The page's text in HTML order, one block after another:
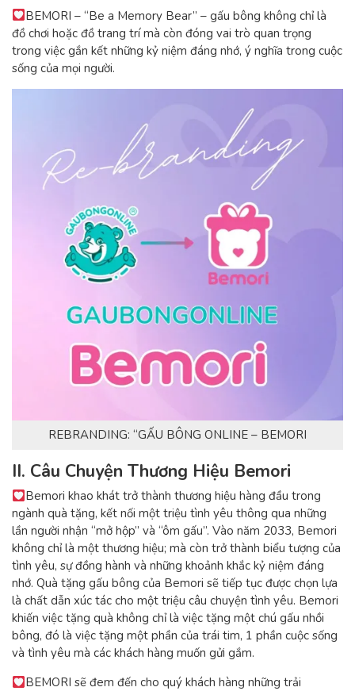
BEMORI – “Be a Memory Bear” – gấu bông không chỉ là
đồ chơi hoặc đồ trang trí mà còn đóng vai trò quan trọng
trong việc gắn kết những kỷ niệm đáng nhớ, ý nghĩa trong cuộc
sống của mọi người.
REBRANDING: “GẤU BÔNG ONLINE – BEMORI
II. Câu Chuyện Thương Hiệu Bemori
Bemori khao khát trở thành thương hiệu hàng đầu trong
ngành quà tặng, kết nối một triệu tình yêu thông qua những
lần người nhận “mở hộp” và “ôm gấu”. Vào năm 2033, Bemori
không chỉ là một thương hiệu; mà còn trở thành biểu tượng của
tình yêu, sự đồng hành và những khoảnh khắc kỷ niệm đáng
nhớ. Quà tặng gấu bông của Bemori sẽ tiếp tục được chọn lựa
là chất dẫn xúc tác cho một triệu câu chuyện tình yêu. Bemori
khiến việc tặng quà không chỉ là việc tặng một chú gấu nhồi
bông, đó là việc tặng một phần của trái tim, 1 phần cuộc sống
và tình yêu mà các khách hàng muốn gửi gắm.
BEMORI sẽ đem đến cho quý khách hàng những trải